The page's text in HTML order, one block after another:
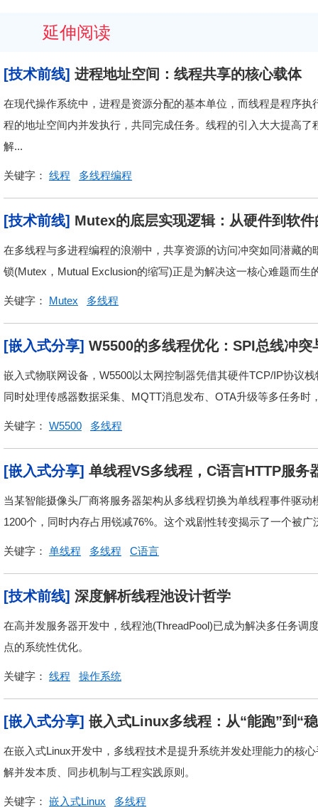
延伸阅读
[技术前线] 进程地址空间：线程共享的核心载体
在现代操作系统中，进程是资源分配的基本单位，而线程是程序
程的地址空间内并发执行，共同完成任务。线程的引入大大提高
解...
关键字： 线程 多线程编程
[技术前线] Mutex的底层实现逻辑：从硬件到软件
在多线程与多进程编程的浪潮中，共享资源的访问冲突如同潜藏
锁(Mutex，Mutual Exclusion的缩写)正是为解决这一核心难题而生
关键字： Mutex 多线程
[嵌入式分享] W5500的多线程优化：SPI总线冲
嵌入式物联网设备，W5500以太网控制器凭借其硬件TCP/IP协议
同时处理传感器数据采集、MQTT消息发布、OTA升级等多任务时
关键字： W5500 多线程
[嵌入式分享] 单线程VS多线程，C语言HTTP服务
当某智能摄像头厂商将服务器架构从多线程切换为单线程事件驱
1200个，同时内存占用锐减76%。这个戏剧性转变揭示了一个被
关键字： 单线程 多线程 C语言
[技术前线] 深度解析线程池设计哲学
在高并发服务器开发中，线程池(ThreadPool)已成为解决多任务
点的系统性优化。
关键字： 线程 操作系统
[嵌入式分享] 嵌入式Linux多线程：从“能跑”到“
在嵌入式Linux开发中，多线程技术是提升系统并发处理能力的核
解并发本质、同步机制与工程实践原则。
关键字： 嵌入式Linux 多线程